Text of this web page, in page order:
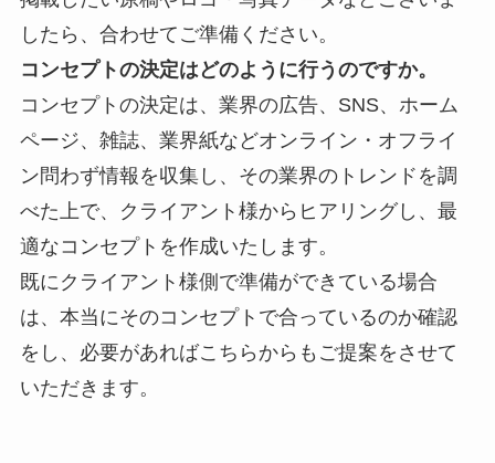
したら、合わせてご準備ください。
コンセプトの決定はどのように行うのですか。
コンセプトの決定は、業界の広告、SNS、ホーム
ページ、雑誌、業界紙などオンライン・オフライ
ン問わず情報を収集し、その業界のトレンドを調
べた上で、クライアント様からヒアリングし、最
適なコンセプトを作成いたします。
既にクライアント様側で準備ができている場合
は、本当にそのコンセプトで合っているのか確認
をし、必要があればこちらからもご提案をさせて
いただきます。